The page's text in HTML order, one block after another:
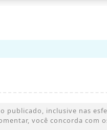
inclusive nas
você concorda com